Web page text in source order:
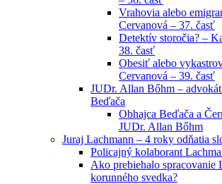
Vrahovia alebo
Cervanová – 37. časť
Detektív storočia? –
38. časť
Obesiť alebo
Cervanová – 39. časť
JUDr. Allan Bőhm –
Beďača
Obhajca Beďača a
JUDr. Allan Bőhm
Juraj Lachmann – 4 roky odňatia
Policajný kolaborant
Ako prebiehalo spracovanie
korunného svedka?